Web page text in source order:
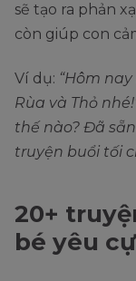
sẽ tạo ra phản
còn giúp con
Ví dụ: “Hôm
Rùa và Thỏ
thế nào? Đã
truyện buổi tối
20+
bé yêu